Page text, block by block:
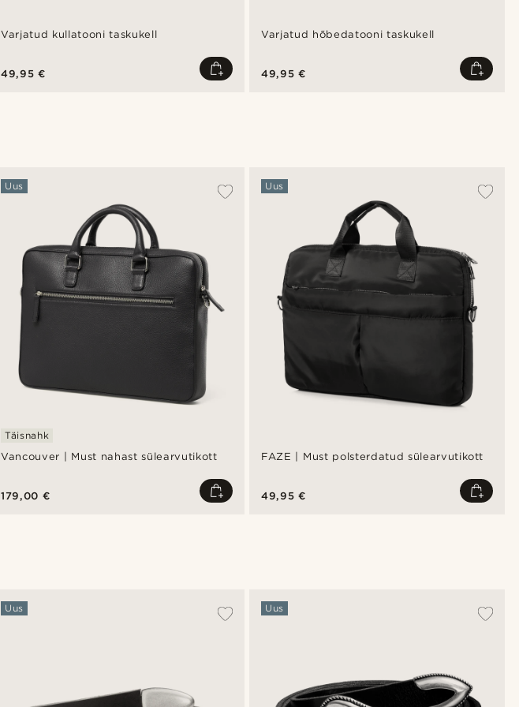
Varjatud kullatooni taskukell
49,95 €
Varjatud hõbedatooni taskukell
49,95 €
Vancouver | Must nahast sülearvutikott
Uus
Täisnahk
179,00 €
FAZE | Must polsterdatud sülearvutikott
Uus
49,95 €
Uus Uus